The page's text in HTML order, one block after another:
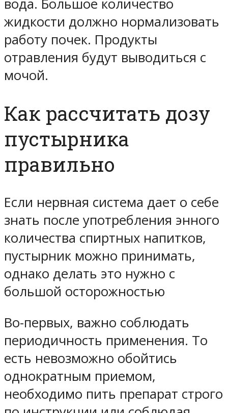
вода. Большое количество
жидкости должно нормализовать
работу почек. Продукты
отравления будут выводиться с
мочой.
Как рассчитать дозу
пустырника
правильно
Если нервная система дает о себе
знать после употребления энного
количества спиртных напитков,
пустырник можно принимать,
однако делать это нужно с
большой осторожностью
Во-первых, важно соблюдать
периодичность применения. То
есть невозможно обойтись
однократным приемом,
необходимо пить препарат строго